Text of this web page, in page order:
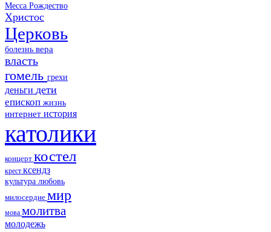
Месса Рождество
Христос
Церковь
болезнь вера
власть
гомель грехи
деньги дети
епископ жизнь
интернет история
католики
концерт костел
крест ксендз
культура любовь
милосердие мир
мова молитва
молодежь